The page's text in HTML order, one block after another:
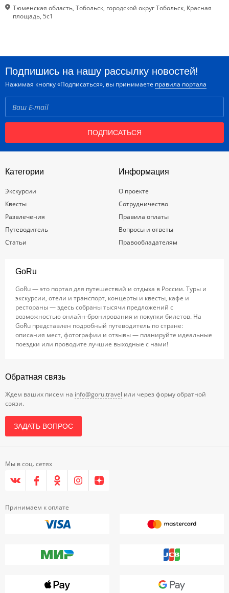
Тюменская область, Тобольск, городской округ Тобольск, Красная
площадь, 5с1
Подпишись на нашу рассылку новостей!
Нажимая кнопку «Подписаться», вы принимаете правила портала
ПОДПИСАТЬСЯ
Категории
Экскурсии
Квесты
Развлечения
Путеводитель
Статьи
Информация
О проекте
Сотрудничество
Правила оплаты
Вопросы и ответы
Правообладателям
GoRu
GoRu — это портал для путешествий и отдыха в России. Туры и
экскурсии, отели и транспорт, концерты и квесты, кафе и
рестораны — здесь собраны тысячи предложений с
возможностью онлайн-бронирования и покупки билетов. На
GoRu представлен подробный путеводитель по стране:
описания мест, фотографии и отзывы — планируйте идеальные
поездки или проводите лучшие выходные с нами!
Обратная связь
Ждем ваших писем на info@goru.travel или через форму обратной
связи.
ЗАДАТЬ ВОПРОС
Мы в соц. сетях
Принимаем к оплате